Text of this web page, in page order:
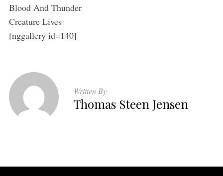
Blood And Thunder
Creature Lives
[nggallery id=140]
Written By
Thomas Steen Jensen